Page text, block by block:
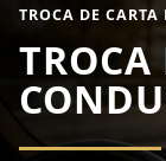
TROCA DE
TROCA